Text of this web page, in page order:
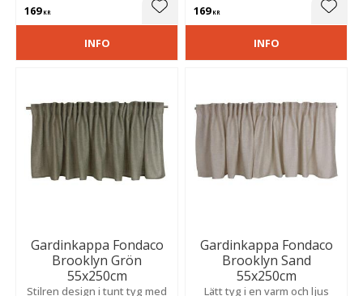
169KR Lägg till i favoriter
INFO
169KR
INFO
Gardinkappa Fondaco
Brooklyn Grön
55x250cm
Stilren design i tunt tyg med
Gardinkappa Fondaco
Brooklyn Sand
55x250cm
Lätt tyg i en varm och ljus